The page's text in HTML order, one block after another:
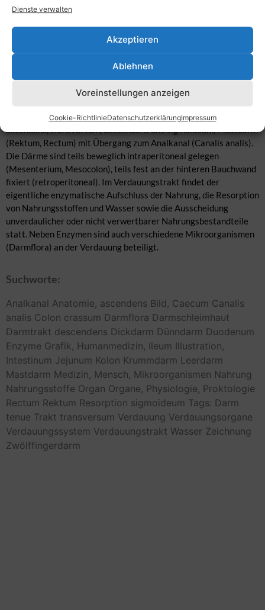
Dienste verwalten
Akzeptieren
Ablehnen
Voreinstellungen anzeigen
Cookie-RichtlinieDatenschutzerklärungImpressum
Beschreibung
Darstellung Darmtrakt vom Zwölffingerdarm des Dünndarms bis
zum Enddarm. Dieser Bereich wird unterteilt in Dünndarm
(Intestinum tenue) mit Zwölffingerdarm (Duodenum), Leerdarm
(Jejunum) und Krummdarn (Ileum), sowie den Dickdarm
bis zum Anus, Caecum mit Appendix vermiformis, Colon
ascendens, transversum, descendens und sigmoideum, Mastdarm
(Rektum, Rectum) mit Übergang zum Analkanal (Canalis analis).
Die Därme sind teils beweglich intraperitoneal gelegen
(Mesenterium, Mesocolon), teils fest an der hinteren Bauchwand
fixiert (retroperitoneal). Im Verdauungstrakt findet der
eigentliche enzymatische Aufschluss der Nahrung, die Resorption
von Nahrungsstoffen und Wasser sowie die Ausscheidung
unverdaulicher oder nicht verwertbarer Nahrungsbestandteile
statt. Neben Enzymen sind auch verschiedene Mikroorganismen
(Darmflora) an der Verdauung beteiligt.
Suchworte:
Analkanal Anatomie, ascendens Bild, Caecum Canalis
analis Colon crassum Darmflora Darmschleimhaut
Darmtrakt descendens Dickdarm Dünndarm Duodenum
Enzyme Grafik, Humanmedizin, Ileum Illustration,
Intestinum Jejunum Kolon Krummdarm Leerdarm
Mastdarm Medizin, Mensch, Mikroorganismen Nahrung
Nahrungsstoffe Organ Organe, Physiologie, Proktologie
Rectum Rektum Resorption sigmoideum Tags: Darm
tenue Trakt transversum Verdauung Verdauungsorgane
Verdauungssystem Verdauungstrakt Wasser Zeichnung
Zwölffingerdarm